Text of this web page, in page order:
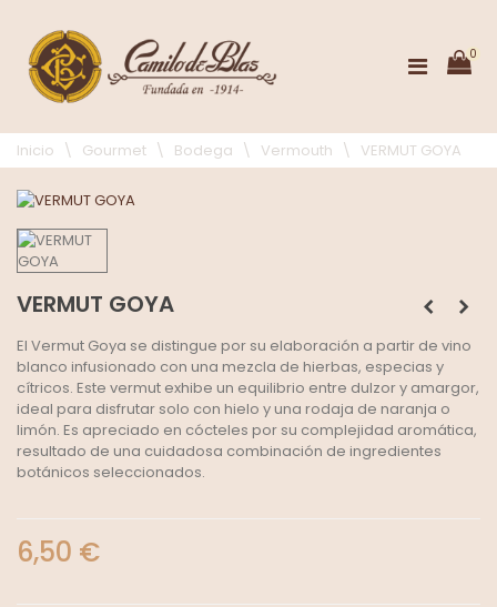
0
Inicio \ Gourmet \ Bodega \ Vermouth \ VERMUT GOYA
VERMUT GOYA
El Vermut Goya se distingue por su elaboración a partir de vino
blanco infusionado con una mezcla de hierbas, especias y
cítricos. Este vermut exhibe un equilibrio entre dulzor y amargor,
ideal para disfrutar solo con hielo y una rodaja de naranja o
limón. Es apreciado en cócteles por su complejidad aromática,
resultado de una cuidadosa combinación de ingredientes
botánicos seleccionados.
6,50 €